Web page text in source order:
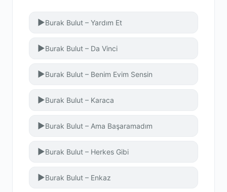
▶Burak Bulut – Yardım Et
▶Burak Bulut – Da Vinci
▶Burak Bulut – Benim Evim Sensin
▶Burak Bulut – Karaca
▶Burak Bulut – Ama Başaramadım
▶Burak Bulut – Herkes Gibi
▶Burak Bulut – Enkaz